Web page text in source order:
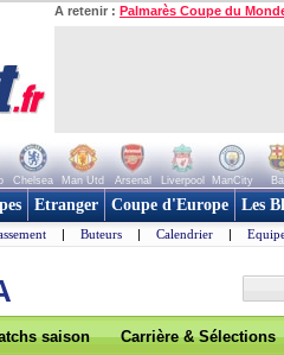
A retenir : Palmarès Coupe du
Chelsea Man Utd Arsenal Liverpool ManCity
Etranger Coupe d'Europe Les
| Buteurs | Calendrier |
saison Carrière & Sélections